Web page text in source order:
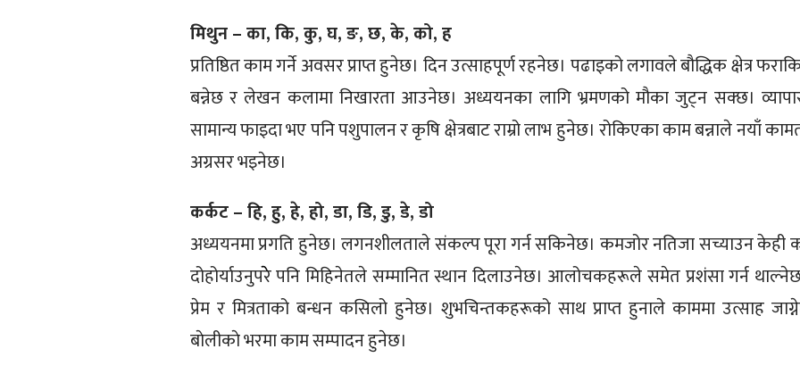
मिथुन – का, कि, कु, घ, ङ, छ, के, को, ह
प्रतिष्ठित काम गर्ने अवसर प्राप्त हुनेछ। दिन उत्साहपूर्ण रहनेछ। पढाइको लगावले बौद्धिक क्षेत्र
बन्नेछ र लेखन कलामा निखारता आउनेछ। अध्ययनका लागि भ्रमणको मौका जुट्न सक्छ।
सामान्य फाइदा भए पनि पशुपालन र कृषि क्षेत्रबाट राम्रो लाभ हुनेछ। रोकिएका काम बन्नाले नयाँ
अग्रसर भइनेछ।
कर्कट – हि, हु, हे, हो, डा, डि, डु, डे, डो
अध्ययनमा प्रगति हुनेछ। लगनशीलताले संकल्प पूरा गर्न सकिनेछ। कमजोर नतिजा सच्याउन केही
दोहोर्याउनुपरेे पनि मिहिनेतले सम्मानित स्थान दिलाउनेछ। आलोचकहरूले समेत प्रशंसा गर्न
प्रेम र मित्रताको बन्धन कसिलो हुनेछ। शुभचिन्तकहरूको साथ प्राप्त हुनाले काममा उत्साह
बाेलीकाे भरमा काम सम्पादन हुनेछ।